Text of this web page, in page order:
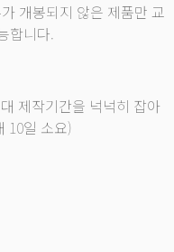
개봉되지 않은 제품만 교
합니다.
제작기간을 넉넉히 잡아
10일 소요)